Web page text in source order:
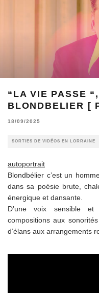
“LA VIE PASSE
BLONDBELIER [
18/09/2025
SORTIES DE VIDÉOS EN LORRAINE
autoportrait
Blondbélier c’est un
dans sa poésie brute,
énergique et dansante.
D’une voix sensible
compositions aux
d’élans aux arrangements